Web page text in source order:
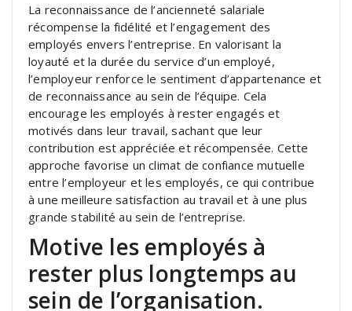
La reconnaissance de l’ancienneté salariale
récompense la fidélité et l’engagement des
employés envers l’entreprise. En valorisant la
loyauté et la durée du service d’un employé,
l’employeur renforce le sentiment d’appartenance et
de reconnaissance au sein de l’équipe. Cela
encourage les employés à rester engagés et
motivés dans leur travail, sachant que leur
contribution est appréciée et récompensée. Cette
approche favorise un climat de confiance mutuelle
entre l’employeur et les employés, ce qui contribue
à une meilleure satisfaction au travail et à une plus
grande stabilité au sein de l’entreprise.
Motive les employés à
rester plus longtemps au
sein de l’organisation.